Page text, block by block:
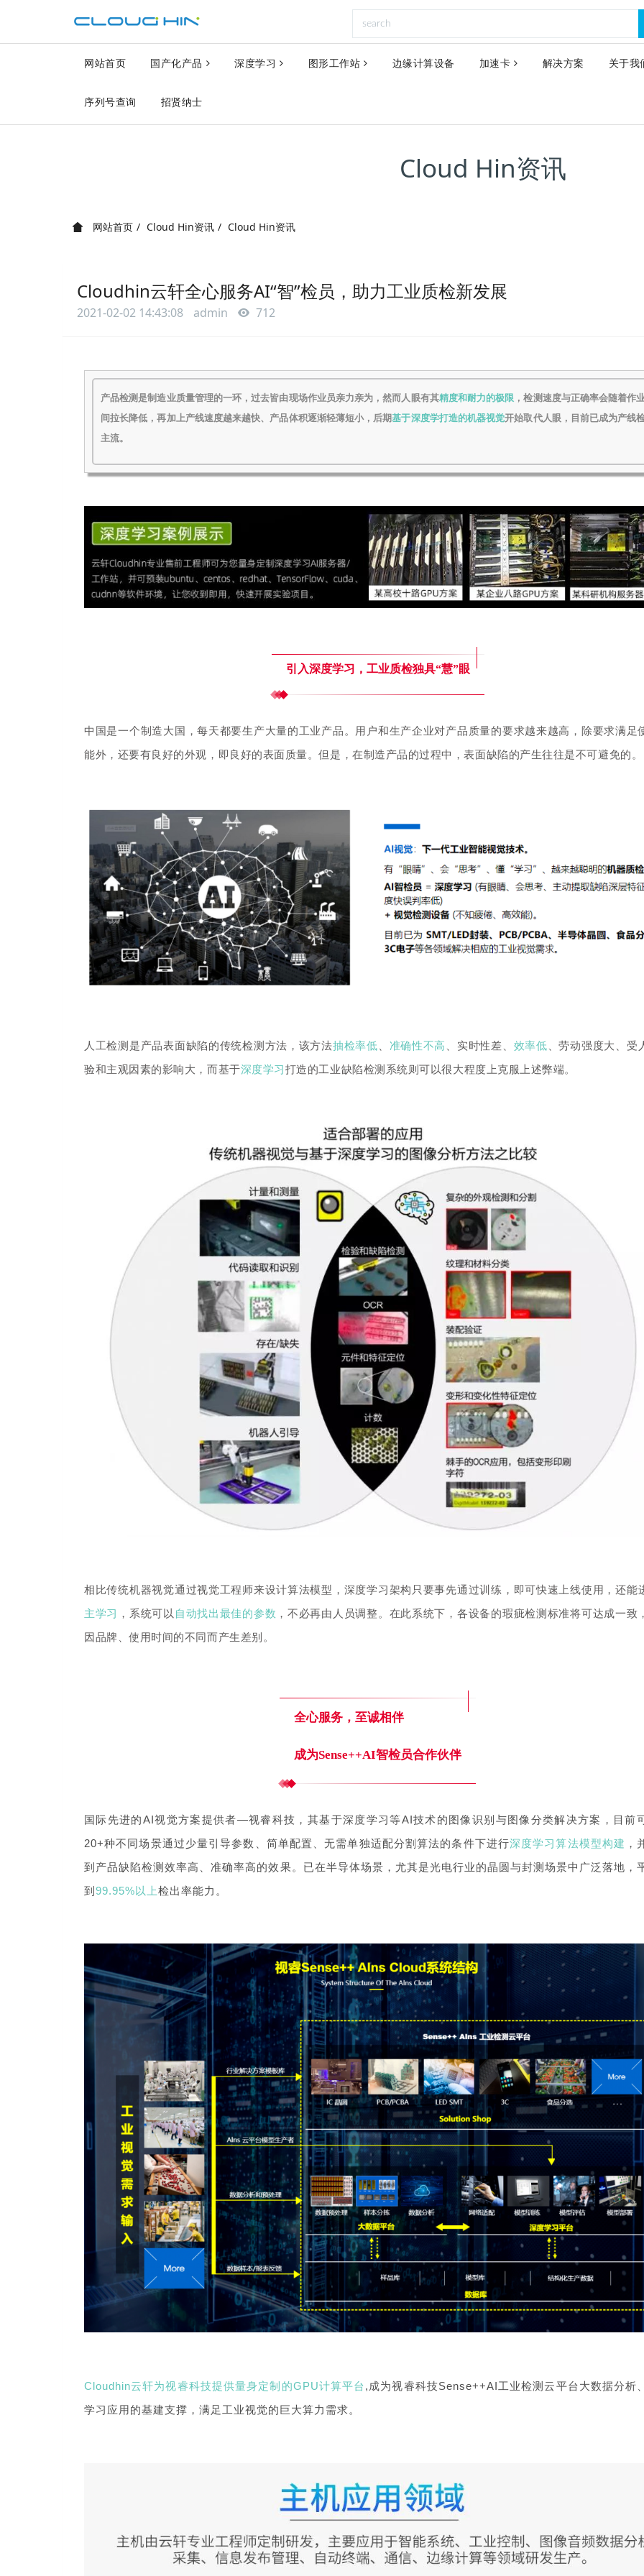
网站首页 国产化产品 深度学习 图形工作站 边缘计算设备 加速卡 解决方案 关于我
序列号查询 招贤纳士
Cloud Hin资讯
网站首页 Cloud Hin资讯 Cloud Hin资讯
Cloudhin云轩全心服务AI“智”检员，助力工业质检新发展
2021-02-02 14:43:08 admin 712
产品检测是制造业质量管理的一环，过去皆由现场作业员亲力亲为，然而人眼有其精度和耐力的极限 ，检测速度与正确率会随着作
间拉长降低，再加上产线速度越来越快、产品体积逐渐轻薄短小，后期基于深度学打造的机器视觉开始取代人眼，目前已成为产线
主流。
引入深度学习，工业质检独具“慧”眼
中国是一个制造大国，每天都要生产大量的工业产品。用户和生产企业对产品质量的要求越来越高，除要求满足
能外，还要有良好的外观，即良好的表面质量。但是，在制造产品的过程中，表面缺陷的产生往往是不可避免的。
人工检测是产品表面缺陷的传统检测方法，该方法抽检率低 准确性不高 、实时性差、 效率低 、劳动强度大、受
验和主观因素的影响大，而基于深度学习打造的工业缺陷检测系统则可以很大程度上克服上述弊端。
相比传统机器视觉通过视觉工程师来设计算法模型， 深度学习架构只要事先通过训练，即可快速上线使用，还能
主学习 ，系统可以 自动找出最佳的参数 ，不必再由人员调整。在此系统下，各设备的瑕疵检测标准将可达成一致
因品牌、使用时间的不同而产生差别。
全心服务，至诚相伴
成为Sense++AI智检员合作伙伴
国际先进的AI视觉方案提供者—视睿科技，其基于深度学习等AI技术的图像识别与图像分类解决方案，目前
20+种不同场景通过少量引导参数、简单配置、无需单独适配分割算法的条件下进行深度学习算法模型构建 ，
到产品缺陷检测效率高、准确率高的效果。 已在半导体场景，尤其是光电行业的晶圆与封测场景中广泛落地，
到 99.95%以上检出率能力。
Cloudhin云轩为视睿科技提供量身定制的GPU计算平台,成为视睿科技Sense++AI工业检测云平台大数据分析
学习应用的基建支撑，满足工业视觉的巨大算力需求。